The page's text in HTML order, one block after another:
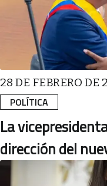
POLÍTICA
28 DE FEBRERO DE
La
dirección del